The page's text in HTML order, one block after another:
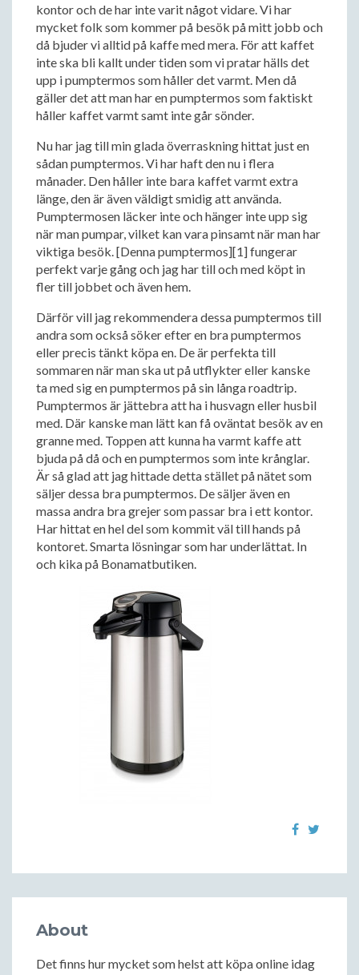
kontor och de har inte varit något vidare. Vi har
mycket folk som kommer på besök på mitt jobb och
då bjuder vi alltid på kaffe med mera. För att kaffet
inte ska bli kallt under tiden som vi pratar hälls det
upp i pumptermos som håller det varmt. Men då
gäller det att man har en pumptermos som faktiskt
håller kaffet varmt samt inte går sönder.
Nu har jag till min glada överraskning hittat just en
sådan pumptermos. Vi har haft den nu i flera
månader. Den håller inte bara kaffet varmt extra
länge, den är även väldigt smidig att använda.
Pumptermosen läcker inte och hänger inte upp sig
när man pumpar, vilket kan vara pinsamt när man har
viktiga besök. [Denna pumptermos][1] fungerar
perfekt varje gång och jag har till och med köpt in
fler till jobbet och även hem.
Därför vill jag rekommendera dessa pumptermos till
andra som också söker efter en bra pumptermos
eller precis tänkt köpa en. De är perfekta till
sommaren när man ska ut på utflykter eller kanske
ta med sig en pumptermos på sin långa roadtrip.
Pumptermos är jättebra att ha i husvagn eller husbil
med. Där kanske man lätt kan få oväntat besök av en
granne med. Toppen att kunna ha varmt kaffe att
bjuda på då och en pumptermos som inte krånglar.
Är så glad att jag hittade detta stället på nätet som
säljer dessa bra pumptermos. De säljer även en
massa andra bra grejer som passar bra i ett kontor.
Har hittat en hel del som kommit väl till hands på
kontoret. Smarta lösningar som har underlättat. In
och kika på Bonamatbutiken.
About
Det finns hur mycket som helst att köpa online idag